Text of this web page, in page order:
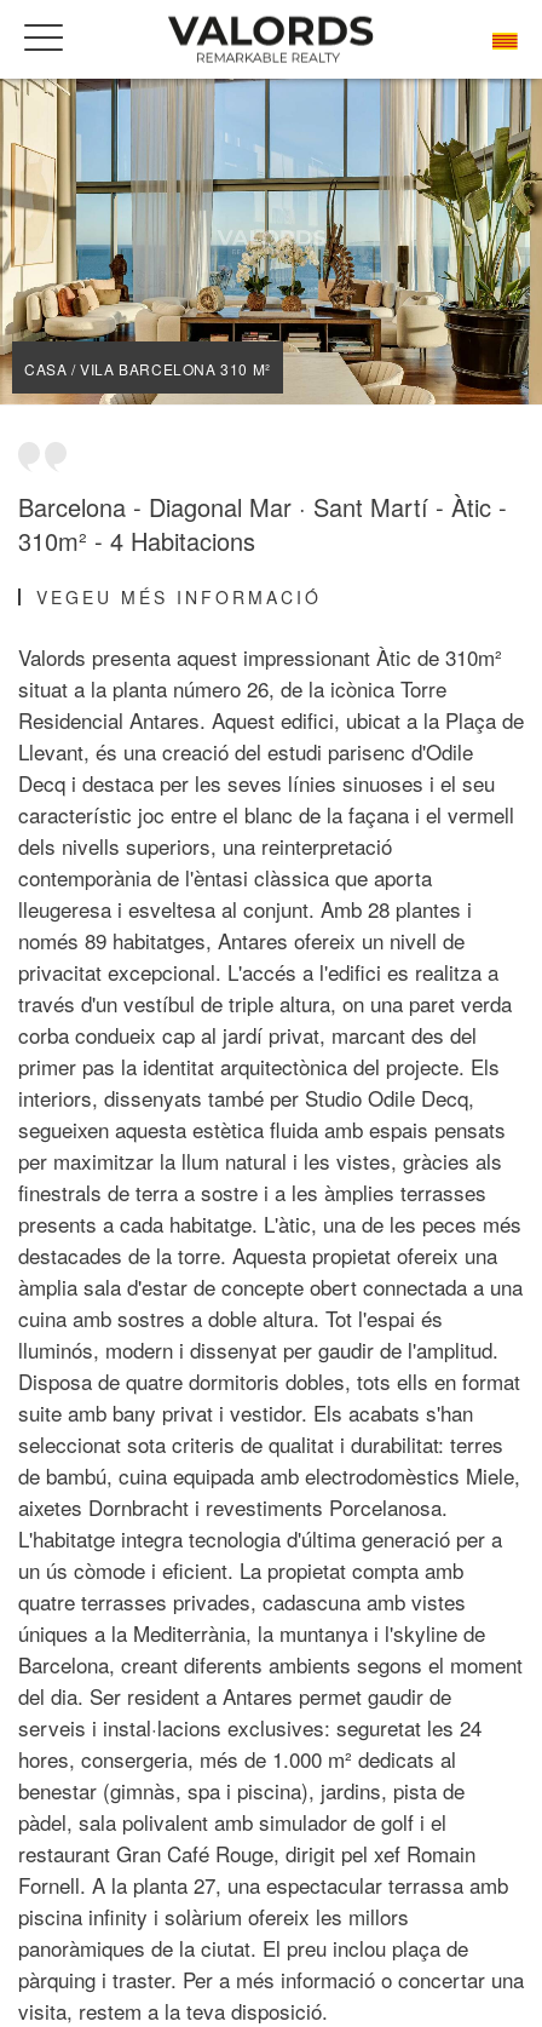
BARCELONA
CASA / VILA BARCELONA 310 M²
CASA / VILA BARCELONA 310 M²
Barcelona - Diagonal Mar · Sant Martí - Àtic -
310m² - 4 Habitacions
VEGEU MÉS INFORMACIÓ
Valords presenta aquest impressionant Àtic de 310m²
situat a la planta número 26, de la icònica Torre
Residencial Antares. Aquest edifici, ubicat a la Plaça de
Llevant, és una creació del estudi parisenc d'Odile
Decq i destaca per les seves línies sinuoses i el seu
característic joc entre el blanc de la façana i el vermell
dels nivells superiors, una reinterpretació
contemporània de l'èntasi clàssica que aporta
lleugeresa i esveltesa al conjunt. Amb 28 plantes i
només 89 habitatges, Antares ofereix un nivell de
privacitat excepcional. L'accés a l'edifici es realitza a
través d'un vestíbul de triple altura, on una paret verda
corba condueix cap al jardí privat, marcant des del
primer pas la identitat arquitectònica del projecte. Els
interiors, dissenyats també per Studio Odile Decq,
segueixen aquesta estètica fluida amb espais pensats
per maximitzar la llum natural i les vistes, gràcies als
finestrals de terra a sostre i a les àmplies terrasses
presents a cada habitatge. L'àtic, una de les peces més
destacades de la torre. Aquesta propietat ofereix una
àmplia sala d'estar de concepte obert connectada a una
cuina amb sostres a doble altura. Tot l'espai és
lluminós, modern i dissenyat per gaudir de l'amplitud.
Disposa de quatre dormitoris dobles, tots ells en format
suite amb bany privat i vestidor. Els acabats s'han
seleccionat sota criteris de qualitat i durabilitat: terres
de bambú, cuina equipada amb electrodomèstics Miele,
aixetes Dornbracht i revestiments Porcelanosa.
L'habitatge integra tecnologia d'última generació per a
un ús còmode i eficient. La propietat compta amb
quatre terrasses privades, cadascuna amb vistes
úniques a la Mediterrània, la muntanya i l'skyline de
Barcelona, creant diferents ambients segons el moment
del dia. Ser resident a Antares permet gaudir de
serveis i instal·lacions exclusives: seguretat les 24
hores, consergeria, més de 1.000 m² dedicats al
benestar (gimnàs, spa i piscina), jardins, pista de
pàdel, sala polivalent amb simulador de golf i el
restaurant Gran Café Rouge, dirigit pel xef Romain
Fornell. A la planta 27, una espectacular terrassa amb
piscina infinity i solàrium ofereix les millors
panoràmiques de la ciutat. El preu inclou plaça de
pàrquing i traster. Per a més informació o concertar una
visita, restem a la teva disposició.